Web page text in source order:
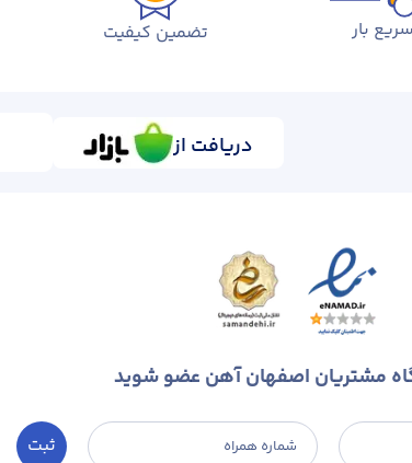
بار تضمین کیفیت
دریافت از
مشتریان اصفهان آهن عضو شوید
شماره همراه ثبت